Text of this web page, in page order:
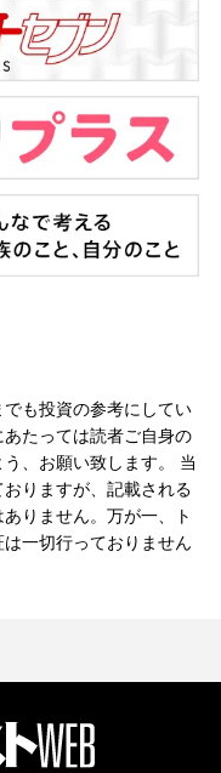
も投資の参考にしてい
たっては読者ご自身の
、お願い致します。 当
りますが、記載される
りません。万が一、ト
一切行っておりません